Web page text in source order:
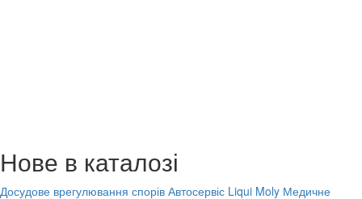
Нове в каталозі
Досудове врегулювання спорів Автосервіс Liqui Moly Медичне